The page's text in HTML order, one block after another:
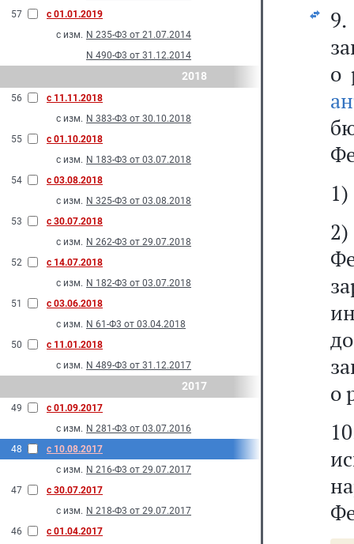
57
с 01.01.2019
с изм. N 235-Ф3 от 21.07.2014
N 490-Ф3 от 31.12.2014
2018
56
с 11.11.2018
с изм. N 383-Ф3 от 30.10.2018
55
с 01.10.2018
с изм. N 183-Ф3 от 03.07.2018
54
с 03.08.2018
с изм. N 325-Ф3 от 03.08.2018
53
с 30.07.2018
с изм. N 262-Ф3 от 29.07.2018
52
с 14.07.2018
с изм. N 182-Ф3 от 03.07.2018
51
с 03.06.2018
с изм. N 61-Ф3 от 03.04.2018
50
с 11.01.2018
с изм. N 489-Ф3 от 31.12.2017
2017
49
с 01.09.2017
с изм. N 281-Ф3 от 03.07.2016
48
с 10.08.2017
с изм. N 216-Ф3 от 29.07.2017
47
с 30.07.2017
с изм. N 218-Ф3 от 29.07.2017
46
с 01.04.2017
о
о